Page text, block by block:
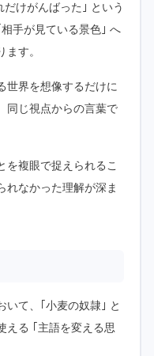
けがんばった｣ という
手が見ている景色｣ へ
す。
世界を想像するだけに
同じ視点からの言葉で
を複眼で捉えられるこ
れなかった理解が深ま
いて、｢小麦の奴隷｣ と
える ｢主語を変える思